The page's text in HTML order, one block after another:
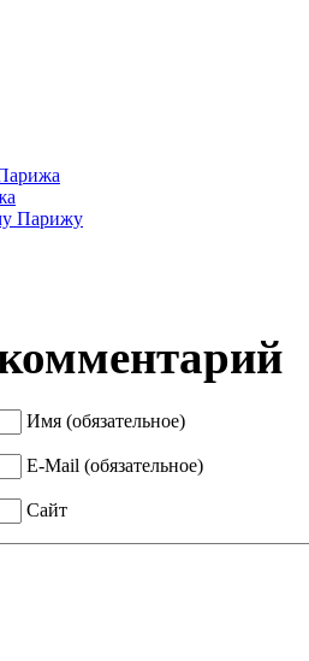
Парижу
Имя (обязательное)
E-Mail (обязательное)
Сайт